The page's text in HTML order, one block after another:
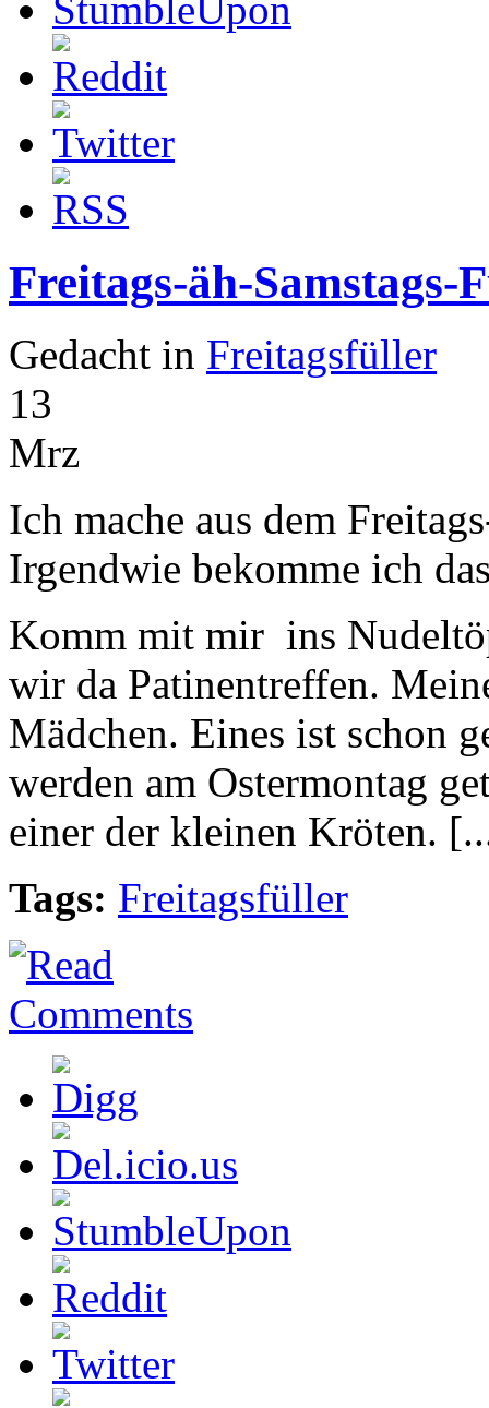
Freitags-äh-Samstags-
Gedacht in Freitagsfüller
13
Mrz
Ich mache aus dem
Irgendwie bekomme ich
Komm mit mir ins
wir da Patinentreffen.
Mädchen. Eines ist schon
werden am Ostermontag
einer der kleinen Kröten.
Tags: Freitagsfüller